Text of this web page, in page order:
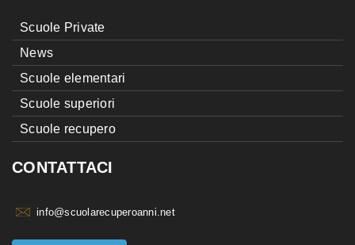
Scuole Private
News
Scuole elementari
Scuole superiori
Scuole recupero
CONTATTACI
info@scuolarecuperoanni.net